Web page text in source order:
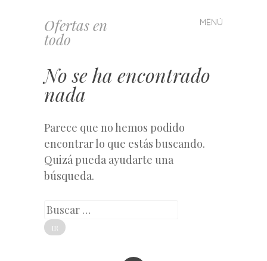
Ofertas en
todo
MENÚ
Saltar
al
No se ha encontrado
nada
Parece que no hemos podido
encontrar lo que estás buscando.
Quizá pueda ayudarte una
búsqueda.
Buscar